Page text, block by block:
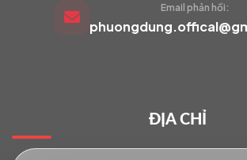
Email phản hồi:
ĐỊA CHỈ